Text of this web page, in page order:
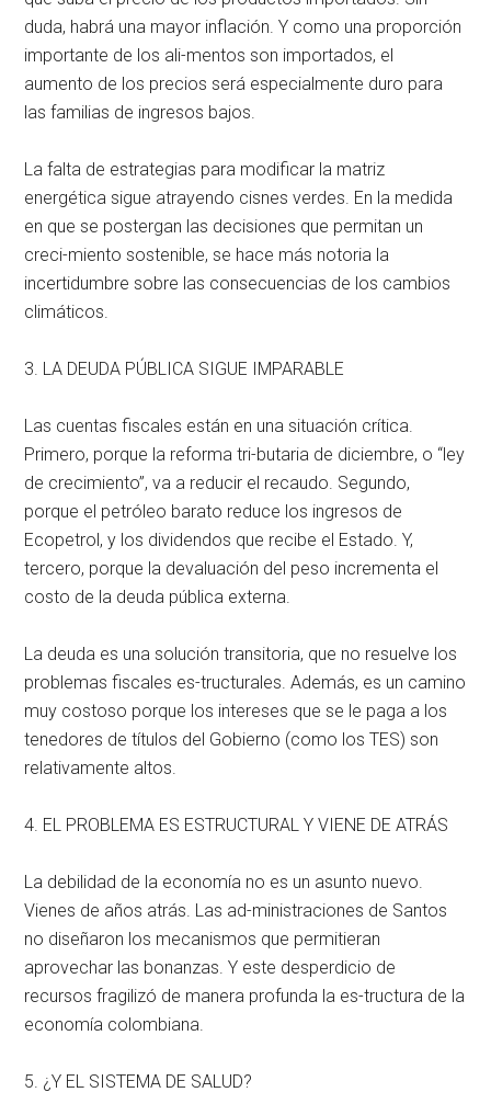
duda, habrá una mayor inflación. Y como una proporción
importante de los ali-mentos son importados, el
aumento de los precios será especialmente duro para
las familias de ingresos bajos.
La falta de estrategias para modificar la matriz
energética sigue atrayendo cisnes verdes. En la medida
en que se postergan las decisiones que permitan un
creci-miento sostenible, se hace más notoria la
incertidumbre sobre las consecuencias de los cambios
climáticos.
3. LA DEUDA PÚBLICA SIGUE IMPARABLE
Las cuentas fiscales están en una situación crítica.
Primero, porque la reforma tri-butaria de diciembre, o “ley
de crecimiento”, va a reducir el recaudo. Segundo,
porque el petróleo barato reduce los ingresos de
Ecopetrol, y los dividendos que recibe el Estado. Y,
tercero, porque la devaluación del peso incrementa el
costo de la deuda pública externa.
La deuda es una solución transitoria, que no resuelve los
problemas fiscales es-tructurales. Además, es un camino
muy costoso porque los intereses que se le paga a los
tenedores de títulos del Gobierno (como los TES) son
relativamente altos.
4. EL PROBLEMA ES ESTRUCTURAL Y VIENE DE ATRÁS
La debilidad de la economía no es un asunto nuevo.
Vienes de años atrás. Las ad-ministraciones de Santos
no diseñaron los mecanismos que permitieran
aprovechar las bonanzas. Y este desperdicio de
recursos fragilizó de manera profunda la es-tructura de la
economía colombiana.
5. ¿Y EL SISTEMA DE SALUD?